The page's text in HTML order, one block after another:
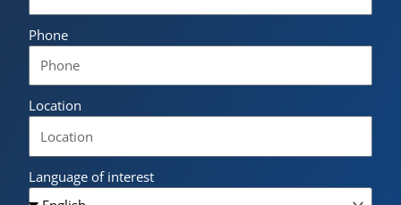
Phone
Location
Language of interest